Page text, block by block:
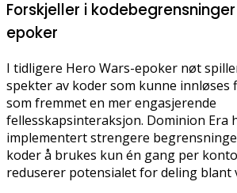
Forskjeller i
epoker
I tidligere Hero Wars-epoker nøt
spekter av koder som kunne innløses
som fremmet en mer engasjerende
fellesskapsinteraksjon. Dominion Era
implementert strengere
koder å brukes kun én gang per
reduserer potensialet for deling blant